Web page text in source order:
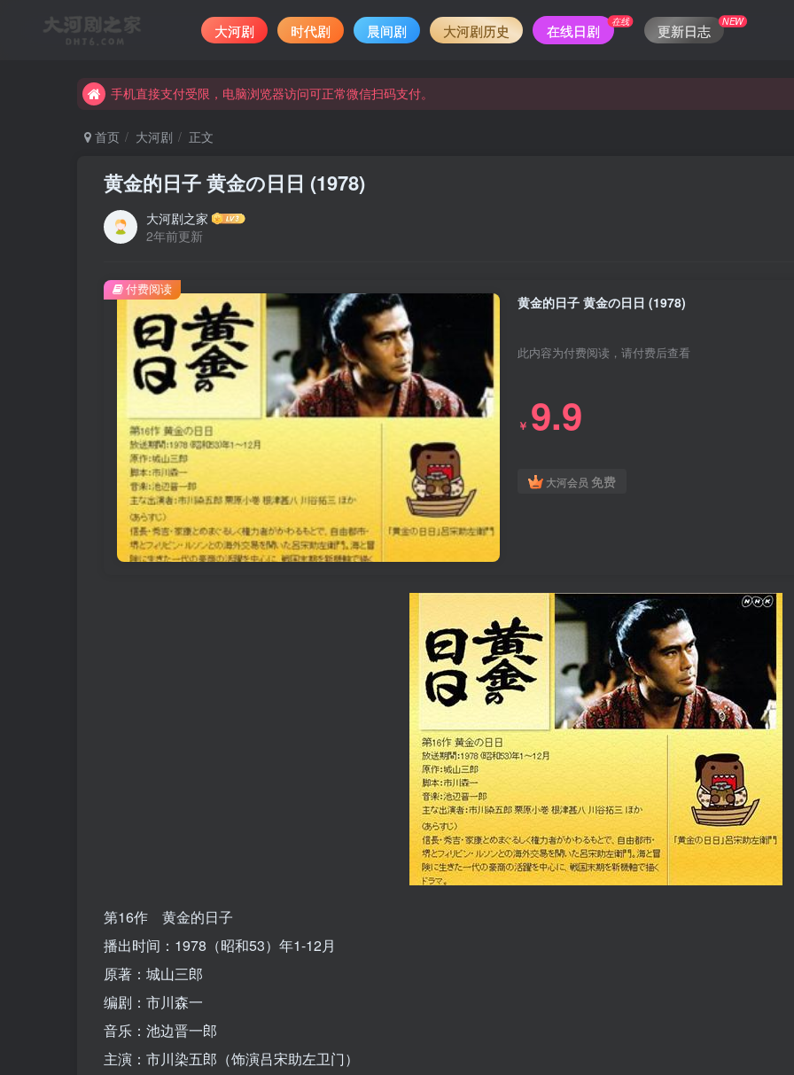
大河剧 时代剧 晨间剧 大河剧历史 在线日剧
在线
更新日志
NEW
手机直接支付受限，电脑浏览器访问可正常微信扫码支付。
手机直接支付受限，电脑浏览器访问可正常微信扫码支付。
首页 大河剧 正文
黄金的日子 黄金の日日 (1978)
大河剧之家
2年前更新
黄金的日子 黄金の日日 (1978)
此内容为付费阅读，请付费后查看
￥ 9.9
大河会员 免费
付费阅读
第16作 黄金的日子
播出时间：1978（昭和53）年1-12月
原著：城山三郎
编剧：市川森一
音乐：池边晋一郎
主演：市川染五郎（饰演吕宋助左卫门）